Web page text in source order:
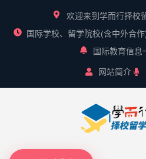
欢迎来到学而行择校
国际学校、留学院校(含中外合
国际教育信息
网站简介